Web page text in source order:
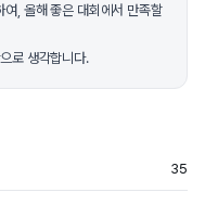
, 올해 좋은 대회에서 만족할
로 생각합니다.
35